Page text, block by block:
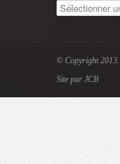
Archives
© Copyright 2013.
Site par JCB